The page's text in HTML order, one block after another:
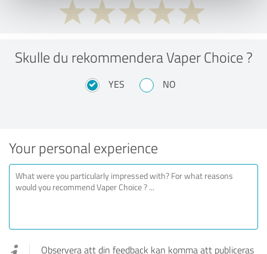
Skulle du rekommendera Vaper Choice ?
YES NO
Your personal experience
Observera att din feedback kan komma att publiceras